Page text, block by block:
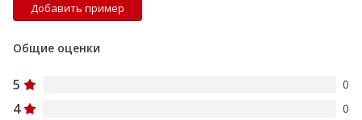
Добавить пример
Общие оценки
5 0
4 0